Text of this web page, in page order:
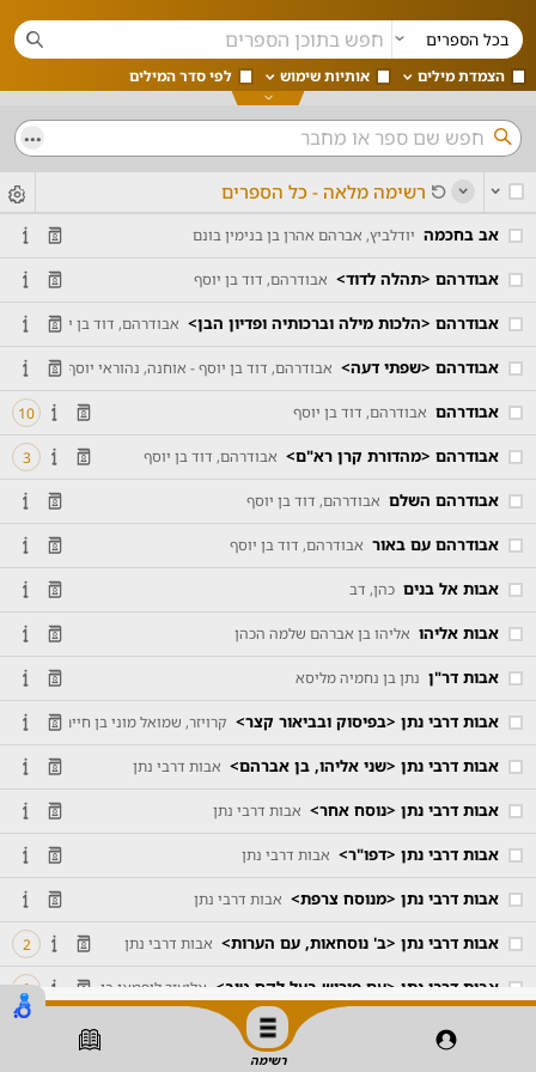
u בכל הספרים
הצמדת מילים אותיות שימוש לפי סדר המילים
...
o
o רשימה מלאה - כל הספרים 6
אב בחכמה יודלביץ, אברהם אהרן בן בנימין בונם
אבודרהם <תהלה לדוד> אבודרהם, דוד בן יוסף
אבודרהם <הלכות מילה וברכותיה ופדיון הבן> אבודרהם, דוד בן יוסף
אבודרהם <שפתי דעה> אבודרהם, דוד בן יוסף - אוחנה, נהוראי יוסף
אבודרהם אבודרהם, דוד בן יוסף 10
אבודרהם <מהדורת קרן רא"ם> אבודרהם, דוד בן יוסף 3
אבודרהם השלם אבודרהם, דוד בן יוסף
אבודרהם עם באור אבודרהם, דוד בן יוסף
אבות אל בנים כהן, דב
אבות אליהו אליהו בן אברהם שלמה הכהן
אבות דר"ן נתן בן נחמיה מליסא
אבות דרבי נתן <בפיסוק ובביאור קצר> קרויזר, שמואל מוני בן חיים יוסף
אבות דרבי נתן <שני אליהו, בן אברהם> אבות דרבי נתן
אבות דרבי נתן <נוסח אחר> אבות דרבי נתן
אבות דרבי נתן <דפו"ר> אבות דרבי נתן
אבות דרבי נתן <מנוסח צרפת> אבות דרבי נתן
אבות דרבי נתן <ב' נוסחאות, עם הערות> אבות דרבי נתן 2
אבות דרבי נתן <עם פירוש בעל לקח טוב> אליעזר ליפמאן בן מנחם מנלי2
אבות דרבי נתן <מגן אבות> צהלון, יום טוב בן משה (מהריט"ץ)
רשימה